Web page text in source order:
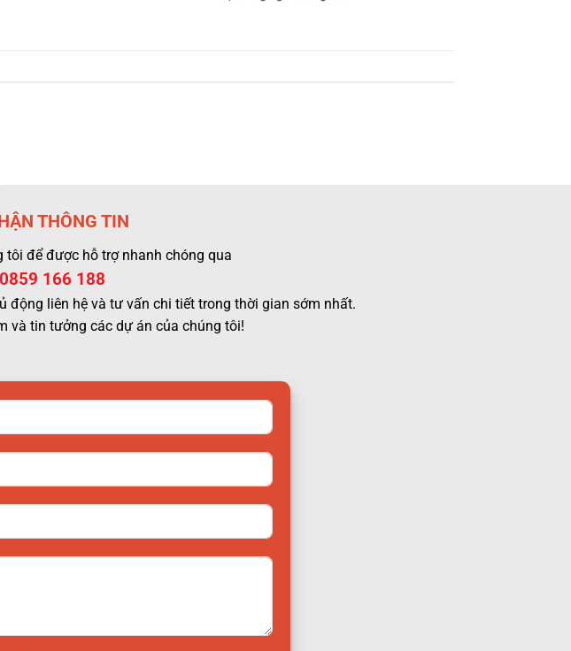
THÔNG TIN
tôi để được hỗ trợ nhanh chóng qua
0859 166 188
động liên hệ và tư vấn chi tiết trong thời gian sớm nhất.
và tin tưởng các dự án của chúng tôi!